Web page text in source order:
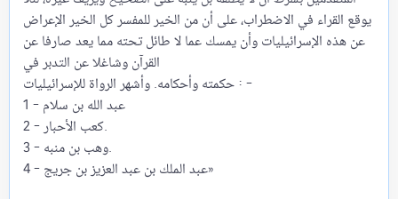
يوقع القراء في الاضطراب، على أن من الخير للمفسر كل الخير الإعراض
عن هذه الإسرائيليات وأن يمسك عما لا طائل تحته مما يعد صارفا عن
القرآن وشاغلا عن التدبر في
حكمته وأحكامه. ‌‌وأشهر الرواة للإسرائيليات : -
1 - عبد الله بن سلام
2 - كعب الأحبار.
3 - وهب بن منبه.
4 - عبد الملك بن عبد العزيز بن جريج»